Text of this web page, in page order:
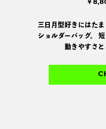
￥
三日月型好きにはた
ショルダーバッグ。
短
動きやすさと